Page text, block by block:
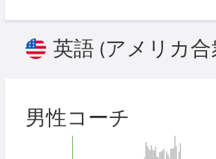
英語 (アメリカ合
男性コーチ